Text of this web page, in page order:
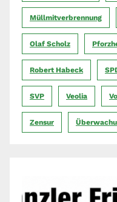
Müllmitverbrennung
Olaf Scholz
Robert Habeck
SVP Veolia
Zensur